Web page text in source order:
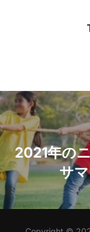
Post
navigation
2021年の
サ